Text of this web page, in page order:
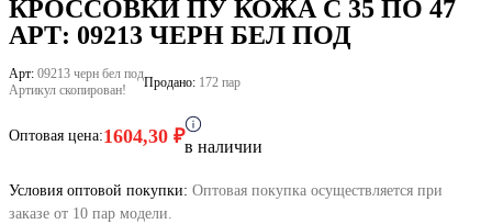
customer
rating
КРОССОВКИ ПУ КОЖА C 35 ПО 47
АРТ: 09213 ЧЕРН БЕЛ ПОД
Арт: 09213 черн бел под
Артикул скопирован!
Продано: 172 пар
Оптовая цена:1604,30 ₽в наличии
Условия оптовой покупки: Оптовая покупка осуществляется при
заказе от 10 пар модели.